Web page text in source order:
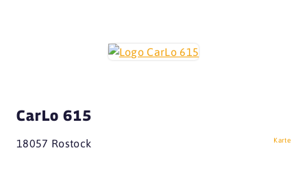
CarLo 615
18057 Rostock Karte